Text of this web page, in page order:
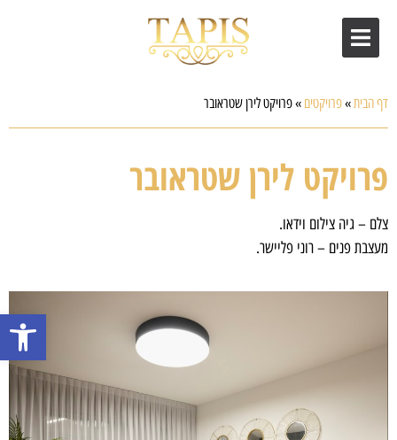
פתח
דף הבית»פרויקטים »פרויקט לירן שטראובר
פרויקט לירן שטראובר
צלם – גיה צילום וידאו.
מעצבת פנים – רוני פליישר.